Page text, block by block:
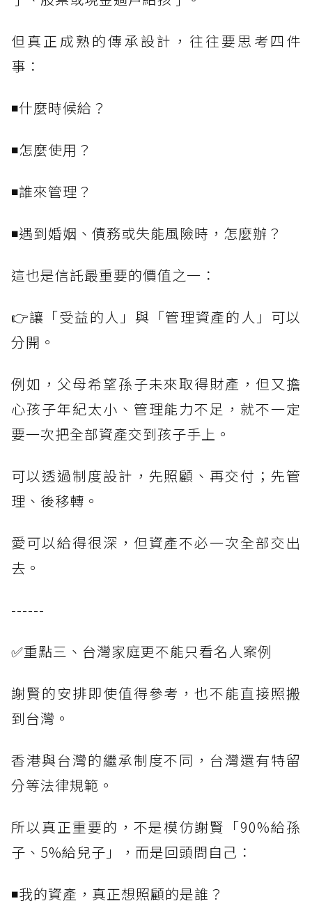
但真正成熟的傳承設計，往往要思考四件
事：
◾什麼時候給？
◾怎麼使用？
◾誰來管理？
◾遇到婚姻、債務或失能風險時，怎麼辦？
這也是信託最重要的價值之一：
👉讓「受益的人」與「管理資產的人」可以
分開。
例如，父母希望孫子未來取得財產，但又擔
心孩子年紀太小、管理能力不足，就不一定
要一次把全部資產交到孩子手上。
可以透過制度設計，先照顧、再交付；先管
理、後移轉。
愛可以給得很深，但資產不必一次全部交出
去。
------
✅重點三、台灣家庭更不能只看名人案例
謝賢的安排即使值得參考，也不能直接照搬
到台灣。
香港與台灣的繼承制度不同，台灣還有特留
分等法律規範。
所以真正重要的，不是模仿謝賢「90%給孫
子、5%給兒子」，而是回頭問自己：
◾我的資產，真正想照顧的是誰？